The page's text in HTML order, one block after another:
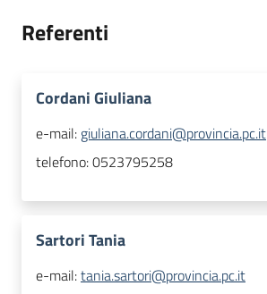
Referenti
Cordani Giuliana
e-mail: giuliana.cordani@provincia.pc.it
telefono:0523795258
Sartori Tania
e-mail:tania.sartori@provincia.pc.it